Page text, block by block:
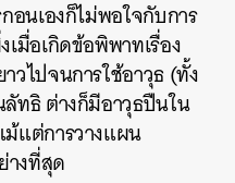
อนเองก็ไม่พอใจกับการ
มื่อเกิดข้อพิพาทเรื่อง
วไปจนการใช้อาวุธ (ทั้ง
ทธิ ต่างก็มีอาวุธปืนใน
แต่การวางแผน
งที่สุด